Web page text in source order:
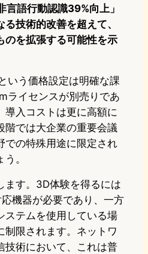
語行動認識39%向上」
技術的改善を超えて、
のを拡張する可能性を示
いう価格設定は明確な課
ライセンスが別売りであ
導入コストは更に高額に
階では大企業の重要会議
での特殊用途に限定され
。
ます。3D体験を得るには
機器が必要であり、一方
ステムを使用している場
制限されます。ネットワ
技術において、これは普